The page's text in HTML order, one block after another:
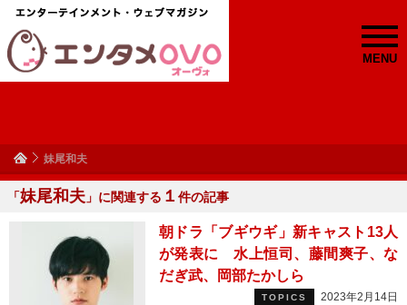
MENU
妹尾和夫
「妹尾和夫 」に関連する １ 件の記事
朝ドラ「ブギウギ」新キャスト13人
が発表に 水上恒司、藤間爽子、な
だぎ武、岡部たかしら
TOPICS 2023年2月14日